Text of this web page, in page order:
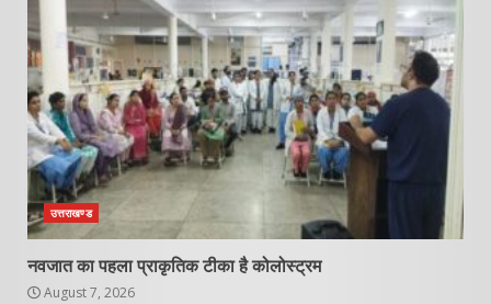
उत्तराखण्ड
नवजात का पहला प्राकृतिक टीका है कोलोस्ट्रम
August 7, 2026